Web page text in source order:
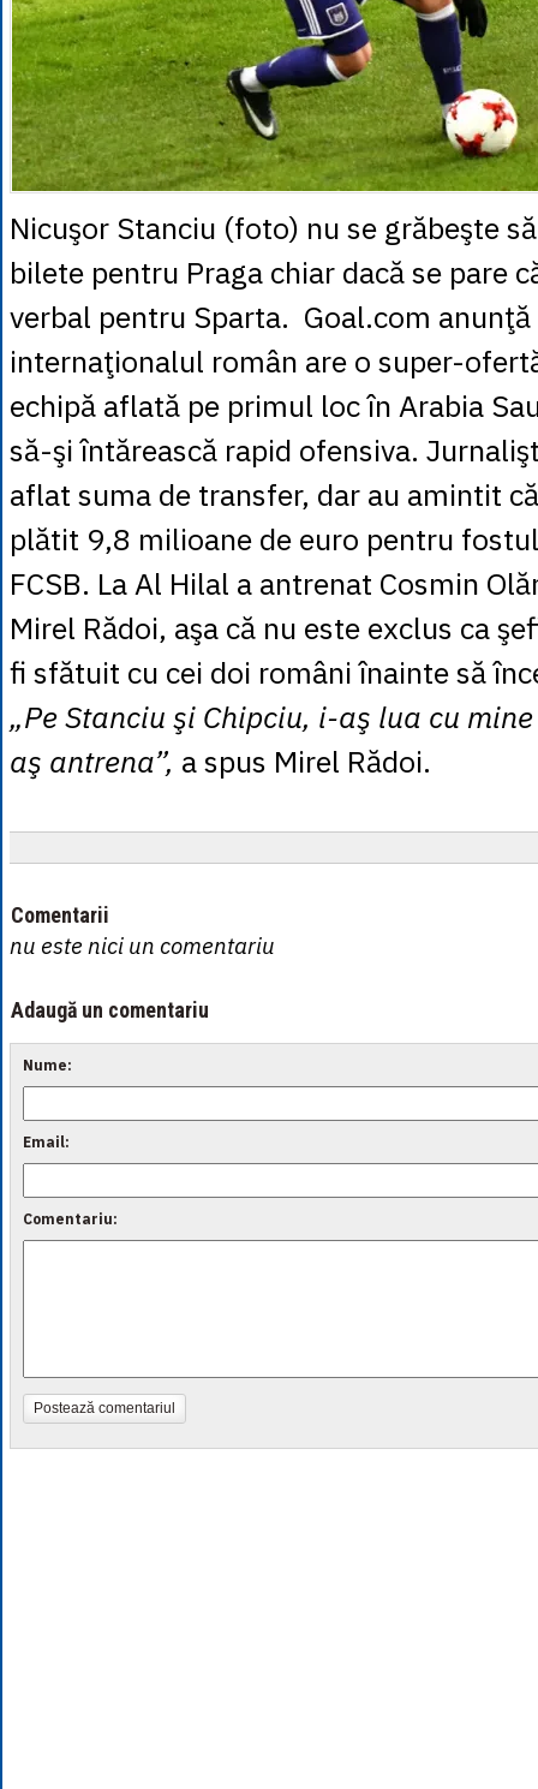
Nicuşor Stanciu (foto) nu se grăbeşte
bilete pentru Praga chiar dacă se pare
verbal pentru Sparta. Goal.com anunţă
internaţionalul român are o super-
echipă aflată pe primul loc în Arabia
să-şi întărească rapid ofensiva.
aflat suma de transfer, dar au amintit
plătit 9,8 milioane de euro pentru
FCSB. La Al Hilal a antrenat Cosmin
Mirel Rădoi, aşa că nu este exclus ca
fi sfătuit cu cei doi români înainte să
„Pe Stanciu şi Chipciu, i-aş lua cu
aş antrena”, a spus Mirel Rădoi.
Comentarii
nu este nici un comentariu
Adaugă un comentariu
Nume:
Email:
Comentariu:
Postează comentariul